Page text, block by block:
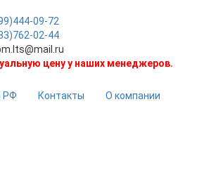
09-72
02-44
цену у наших менеджеров.
РФ Контакты О компании